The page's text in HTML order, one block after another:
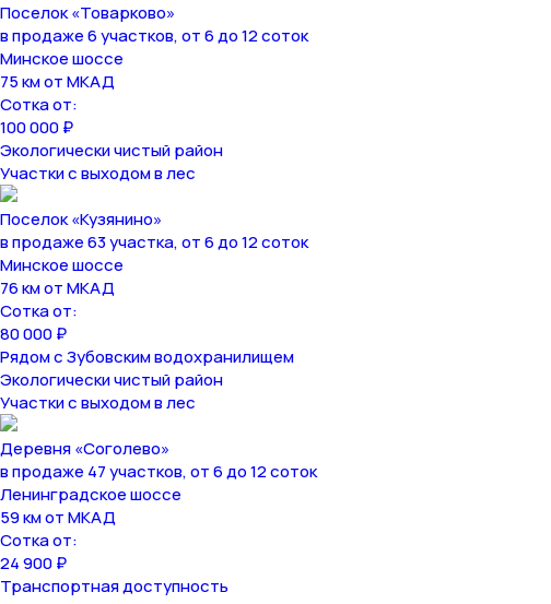
Поселок «Товарково»
в продаже 6 участков, от 6 до 12 соток
Минское шоссе
75 км от МКАД
Сотка от:
100 000 ₽
Экологически чистый район
Участки с выходом в лес
Поселок «Кузянино»
в продаже 63 участка, от 6 до 12 соток
Минское шоссе
76 км от МКАД
Сотка от:
80 000 ₽
Рядом с Зубовским водохранилищем
Экологически чистый район
Участки с выходом в лес
Деревня «Соголево»
в продаже 47 участков, от 6 до 12 соток
Ленинградское шоссе
59 км от МКАД
Сотка от:
24 900 ₽
Транспортная доступность